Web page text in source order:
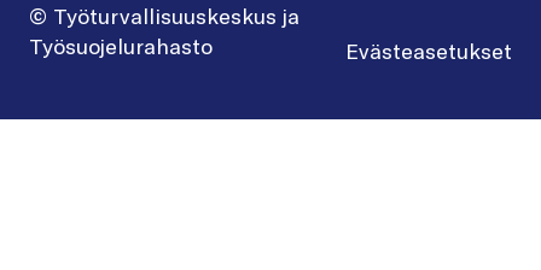
© Työturvallisuuskeskus ja
Työsuojelurahasto
Evästeasetukset